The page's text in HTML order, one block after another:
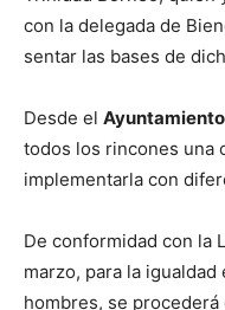
con la delegada de
sentar las bases de
Desde el
todos los rincones una
implementarla con
De conformidad con la
marzo, para la
hombres, se